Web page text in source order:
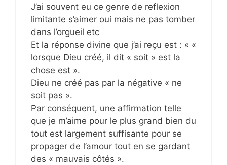
J’ai souvent eu ce genre de reflexion
limitante s’aimer oui mais ne pas tomber
dans l’orgueil etc
Et la réponse divine que j’ai reçu est : « «
lorsque Dieu créé, il dit « soit » est la
chose est ».
Dieu ne créé pas par la négative « ne
soit pas ».
Par conséquent, une affirmation telle
que je m’aime pour le plus grand bien du
tout est largement suffisante pour se
propager de l’amour tout en se gardant
des « mauvais côtés ».